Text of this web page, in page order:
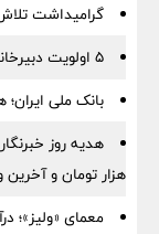
گرامیداشت
5 اولویت دبیرخانه شورایعالی برای تحول در مناطق آزاد
بانک ملی ایران؛
هزار تومان و